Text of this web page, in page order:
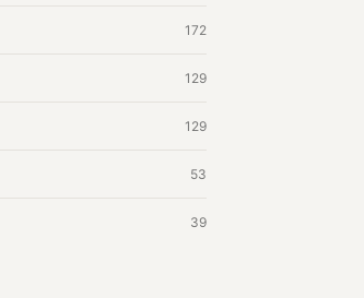
172
129
129
53
39